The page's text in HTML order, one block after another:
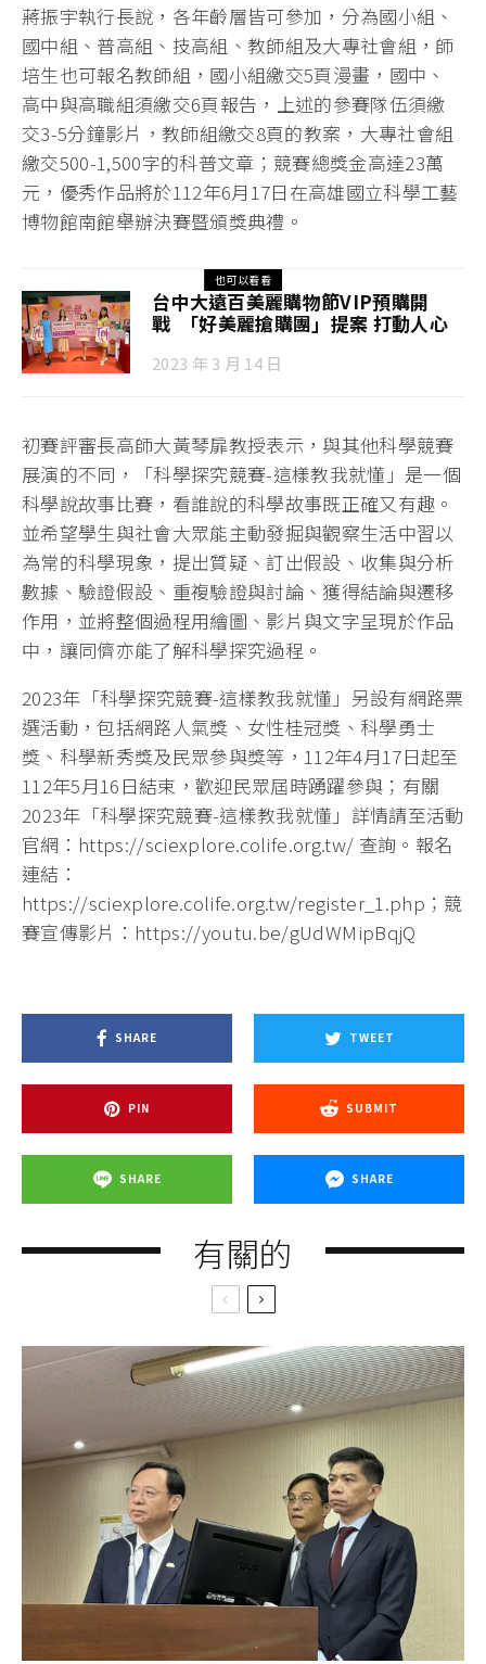
蔣振宇執行長說，各年齡層皆可參加，分為國小組、
國中組、普高組、技高組、教師組及大專社會組，師
培生也可報名教師組，國小組繳交5頁漫畫，國中、
高中與高職組須繳交6頁報告，上述的參賽隊伍須繳
交3-5分鐘影片，教師組繳交8頁的教案，大專社會組
繳交500-1,500字的科普文章；競賽總獎金高達23萬
元，優秀作品將於112年6月17日在高雄國立科學工藝
博物館南館舉辦決賽暨頒獎典禮。
也可以看看
台中大遠百美麗購物節VIP預購開
戰 「好美麗搶購團」提案 打動人心
2023 年 3 月 14 日
初賽評審長高師大黃琴扉教授表示，與其他科學競賽
展演的不同，「科學探究競賽-這樣教我就懂」是一個
科學說故事比賽，看誰說的科學故事既正確又有趣。
並希望學生與社會大眾能主動發掘與觀察生活中習以
為常的科學現象，提出質疑、訂出假設、收集與分析
數據、驗證假設、重複驗證與討論、獲得結論與遷移
作用，並將整個過程用繪圖、影片與文字呈現於作品
中，讓同儕亦能了解科學探究過程。
2023年「科學探究競賽-這樣教我就懂」另設有網路票
選活動，包括網路人氣獎、女性桂冠獎、科學勇士
獎、科學新秀獎及民眾參與獎等，112年4月17日起至
112年5月16日結束，歡迎民眾屆時踴躍參與；有關
2023年「科學探究競賽-這樣教我就懂」詳情請至活動
官網：https://sciexplore.colife.org.tw/ 查詢。報名
連結：
https://sciexplore.colife.org.tw/register_1.php；競
賽宣傳影片：https://youtu.be/gUdWMipBqjQ
SHARE TWEET
PIN SUBMIT
SHARE SHARE
有關的